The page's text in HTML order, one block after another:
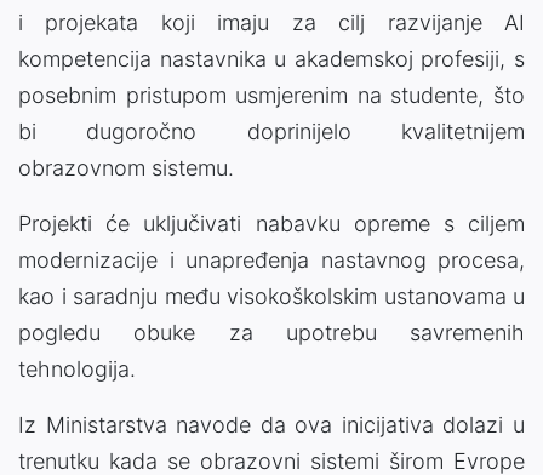
i projekata koji imaju za cilj razvijanje AI
kompetencija nastavnika u akademskoj profesiji, s
posebnim pristupom usmjerenim na studente, što
bi dugoročno doprinijelo kvalitetnijem
obrazovnom sistemu.
Projekti će uključivati nabavku opreme s ciljem
modernizacije i unapređenja nastavnog procesa,
kao i saradnju među visokoškolskim ustanovama u
pogledu obuke za upotrebu savremenih
tehnologija.
Iz Ministarstva navode da ova inicijativa dolazi u
trenutku kada se obrazovni sistemi širom Evrope